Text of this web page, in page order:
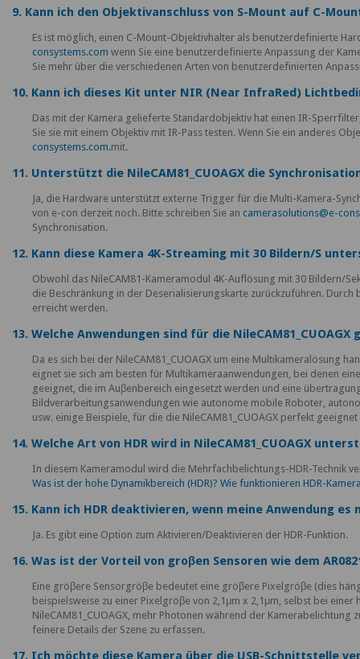
9. Kann ich den Objektivanschluss von S-Mount auf C-
Es ist möglich, einen C-Mount-Objektivhalter als benutzerdefinierte
consystems.com wenn Sie eine benutzerdefinierte Anpassung der
Sie mehr über die verschiedenen Arten von benutzerdefinierten
10. Kann ich dieses Kit unter NIR (Near InfraRed)
Das mit der Kamera gelieferte Standardobjektiv hat einen IR-
Sie sie mit einem Objektiv mit IR-Pass testen. Wenn Sie ein anderes
consystems.com.mit.
11. Unterstützt die NileCAM81_CUOAGX die
Ja, die Hardware unterstützt externe Trigger für die Multi-Kamera-
von e-con derzeit noch. Bitte schreiben Sie an camerasolutions@e-
Synchronisation.
12. Kann diese Kamera 4K-Streaming mit 30 Bildern/S
Obwohl das NileCAM81-Kameramodul 4K-Auflösung mit 30 Bildern/
die Beschränkung in der Deserialisierungskarte zurückzuführen.
erreicht werden.
13. Welche Anwendungen sind für die NileCAM81_CUOAGX
Da es sich bei der NileCAM81_CUOAGX um eine Multikameralösung
eignet sie sich am besten für Multikameraanwendungen, bei denen
geeignet, die im Auβenbereich eingesetzt werden und eine
Bildverarbeitungsanwendungen wie autonome mobile Roboter,
usw. einige Beispiele, für die die NileCAM81_CUOAGX perfekt
14. Welche Art von HDR wird in NileCAM81_CUOAGX
In diesem Kameramodul wird die Mehrfachbelichtungs-HDR-Technik
Was ist der hohe Dynamikbereich (HDR)? Wie funktionieren HDR-
15. Kann ich HDR deaktivieren, wenn meine Anwendung es
Ja. Es gibt eine Option zum Aktivieren/Deaktivieren der HDR-Funktion.
16. Was ist der Vorteil von groβen Sensoren wie dem
Eine gröβere Sensorgröβe bedeutet eine gröβere Pixelgröβe (dies
beispielsweise zu einer Pixelgröβe von 2,1μm x 2,1μm, selbst bei
NileCAM81_CUOAGX, mehr Photonen während der
feinere Details der Szene zu erfassen.
17. Ich möchte diese Kamera über die USB-Schnittstelle